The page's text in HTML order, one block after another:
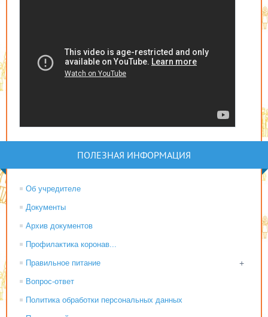
ПОЛЕЗНАЯ ИНФОРМАЦИЯ
Об учредителе
Документы
Архив документов
Профилактика коронав...
+
Правильное питание
Вопрос-ответ
Политика обработки персональных данных